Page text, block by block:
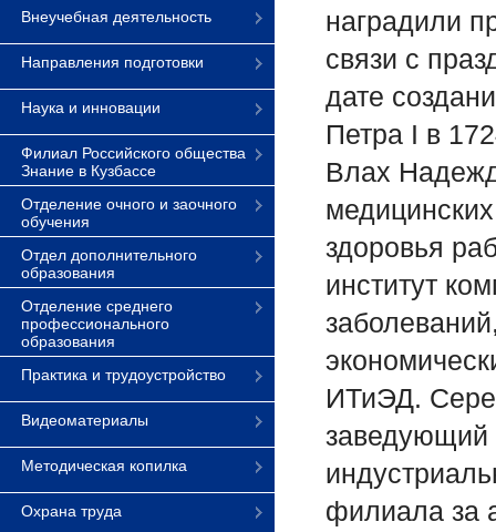
Внеучебная деятельность
Направления подготовки
Наука и инновации
Филиал Российского общества
Знание в Кузбассе
Отделение очного и заочного
обучения
Отдел дополнительного
образования
Отделение среднего
профессионального
образования
Практика и трудоустройство
Видеоматериалы
Методическая копилка
Охрана труда
наградили
связи с
дате
Петра I в
Влах
здоровья
институт
ИТиЭД.
заведующий
филиала за